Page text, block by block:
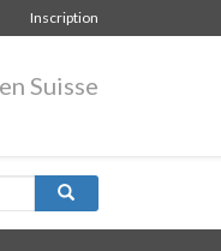
Inscription
Suisse